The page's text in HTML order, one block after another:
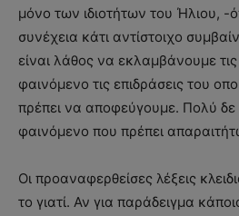
μόνο των ιδιοτήτων του Ήλιου, -
συνέχεια κάτι αντίστοιχο
είναι λάθος να εκλαμβάνουμε
φαινόμενο τις επιδράσεις του
πρέπει να αποφεύγουμε. Πολύ
φαινόμενο που πρέπει
Οι προαναφερθείσες λέξεις
το γιατί. Αν για παράδειγμα